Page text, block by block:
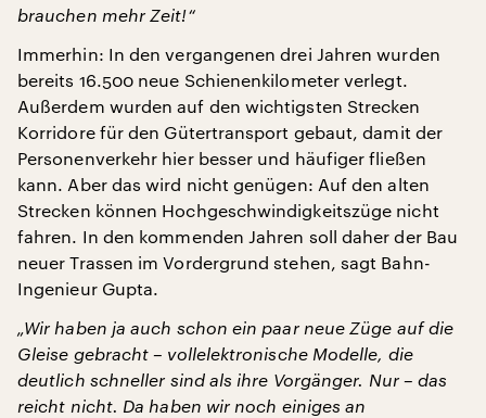
brauchen mehr Zeit!“
Immerhin: In den vergangenen drei Jahren wurden
bereits 16.500 neue Schienenkilometer verlegt.
Außerdem wurden auf den wichtigsten Strecken
Korridore für den Gütertransport gebaut, damit der
Personenverkehr hier besser und häufiger fließen
kann. Aber das wird nicht genügen: Auf den alten
Strecken können Hochgeschwindigkeitszüge nicht
fahren. In den kommenden Jahren soll daher der Bau
neuer Trassen im Vordergrund stehen, sagt Bahn-
Ingenieur Gupta.
„Wir haben ja auch schon ein paar neue Züge auf die
Gleise gebracht – vollelektronische Modelle, die
deutlich schneller sind als ihre Vorgänger. Nur – das
reicht nicht. Da haben wir noch einiges an